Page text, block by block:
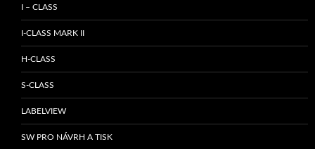
I – CLASS
I-CLASS MARK II
H-CLASS
S-CLASS
LABELVIEW
SW PRO NÁVRH A TISK